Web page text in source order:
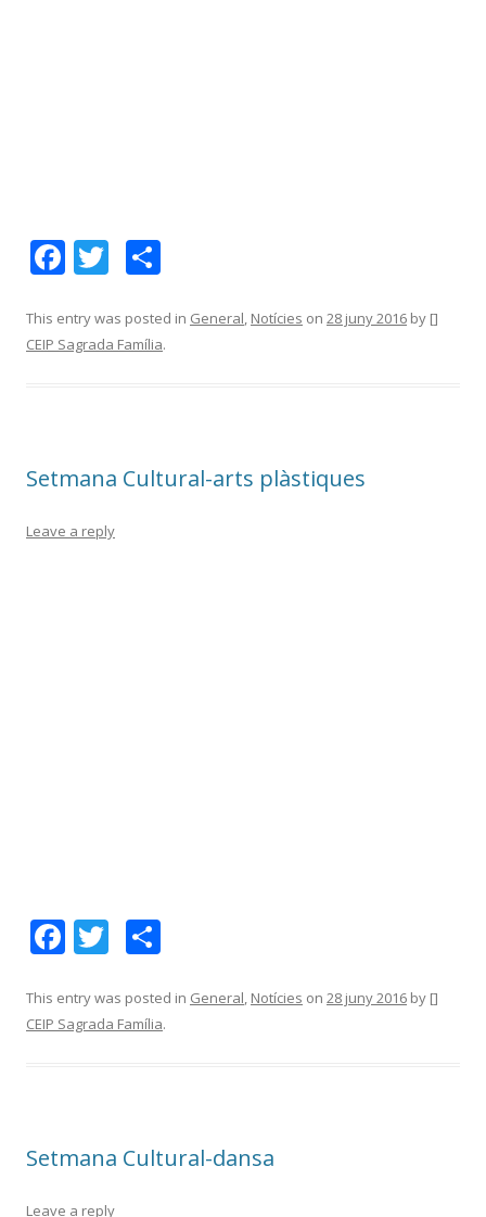
F
e
b
k
T
itt
er
m
p
ix
This entry was posted in General, Notícies on 28 juny 2016 by []
CEIP Sagrada Família.
Setmana Cultural-arts plàstiques
Leave a reply
F
e
b
k
T
itt
er
m
p
ix
This entry was posted in General, Notícies on 28 juny 2016 by []
CEIP Sagrada Família.
Setmana Cultural-dansa
Leave a reply